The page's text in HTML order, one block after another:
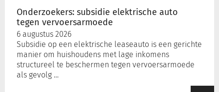
Registreren
Onderzoekers: subsidie elektrische auto
tegen vervoersarmoede
6 augustus 2026
Subsidie op een elektrische leaseauto is een gerichte
manier om huishoudens met lage inkomens
structureel te beschermen tegen vervoersarmoede
als gevolg …